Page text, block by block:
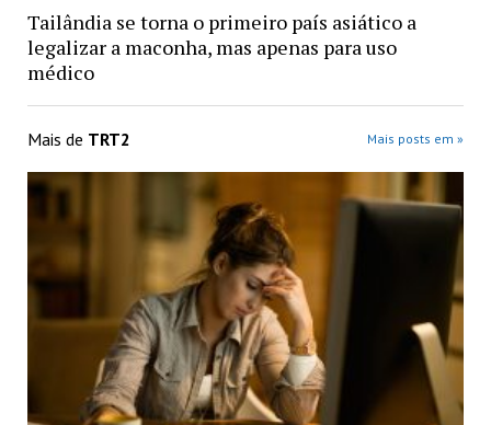
Tailândia se torna o primeiro país asiático a
legalizar a maconha, mas apenas para uso
médico
Mais de TRT2 Mais posts em »